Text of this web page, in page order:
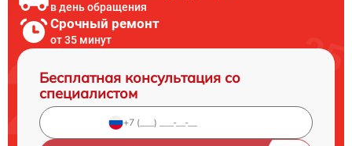
в день обращения
Срочный ремонт
от 35 минут
Бесплатная консультация со
специалистом